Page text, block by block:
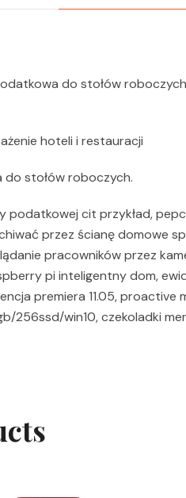
do stołów
hoteli i restauracji
do stołów roboczych.
podatkowej cit przykład,
przez ścianę domowe
pracowników przez
pi inteligentny dom,
premiera 11.05, proactive
256ssd/win10, czekoladki